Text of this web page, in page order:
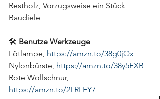
Restholz, Vorzugsweise ein Stück
Baudiele
🛠 Benutze Werkzeuge
Lötlampe, https://amzn.to/38g0jQx
Nylonbürste, https://amzn.to/38y5FXB
Rote Wollschnur,
https://amzn.to/2LRLFY7